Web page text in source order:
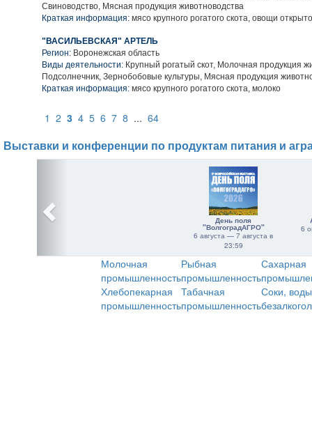
Свиноводство, Мясная продукция животноводства
Краткая информация: мясо крупного рогатого скота, овощи
"ВАСИЛЬЕВСКАЯ" АРТЕЛЬ
Регион: Воронежская область
Виды деятельности: Крупный рогатый скот, Молочная продукция
Подсолнечник, Зернобобовые культуры, Мясная продукция
Краткая информация: мясо крупного рогатого скота, молоко
1 2 3 4 5 6 7 8 ... 64
Выставки и конференции по продуктам питания и
День поля
"ВолгоградАГРО"
6 августа — 7 августа в
23:59
6
Молочная
промышленность
Рыбная
промышленность
Сахарная
Хлебопекарная
промышленность
Табачная
промышленность
Соки,